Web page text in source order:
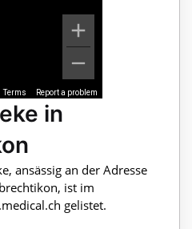
Terms Report a problem
in
ansässig an der Adresse
ist im
gelistet.